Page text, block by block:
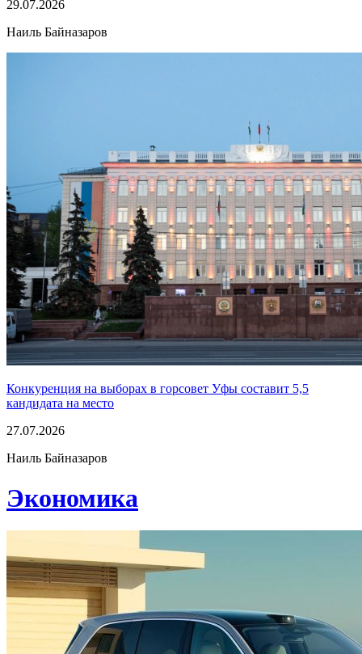
29.07.2026
Наиль Байназаров
Конкуренция на выборах в горсовет Уфы составит 5,5
кандидата на место
27.07.2026
Наиль Байназаров
Экономика